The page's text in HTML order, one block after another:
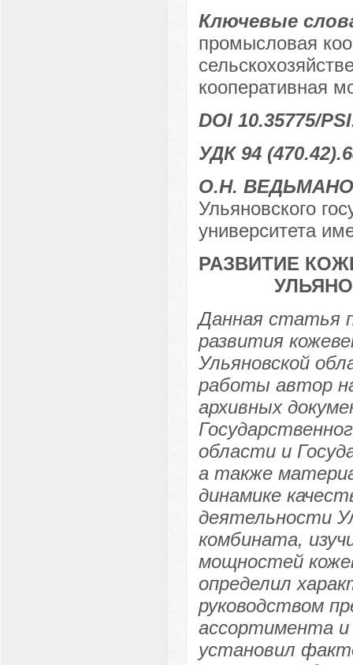
Ключевые
промысловая
кооперативная
DOI 10.35775/
УДК 94
О.Н.
Ульяновского
университета
РАЗВИТИЕ
Данная статья
развития
Ульяновской
работы автор
архивных
области и
а также
динамике
деятельности
комбината,
мощностей
определил
руководством
ассортимента и
установил